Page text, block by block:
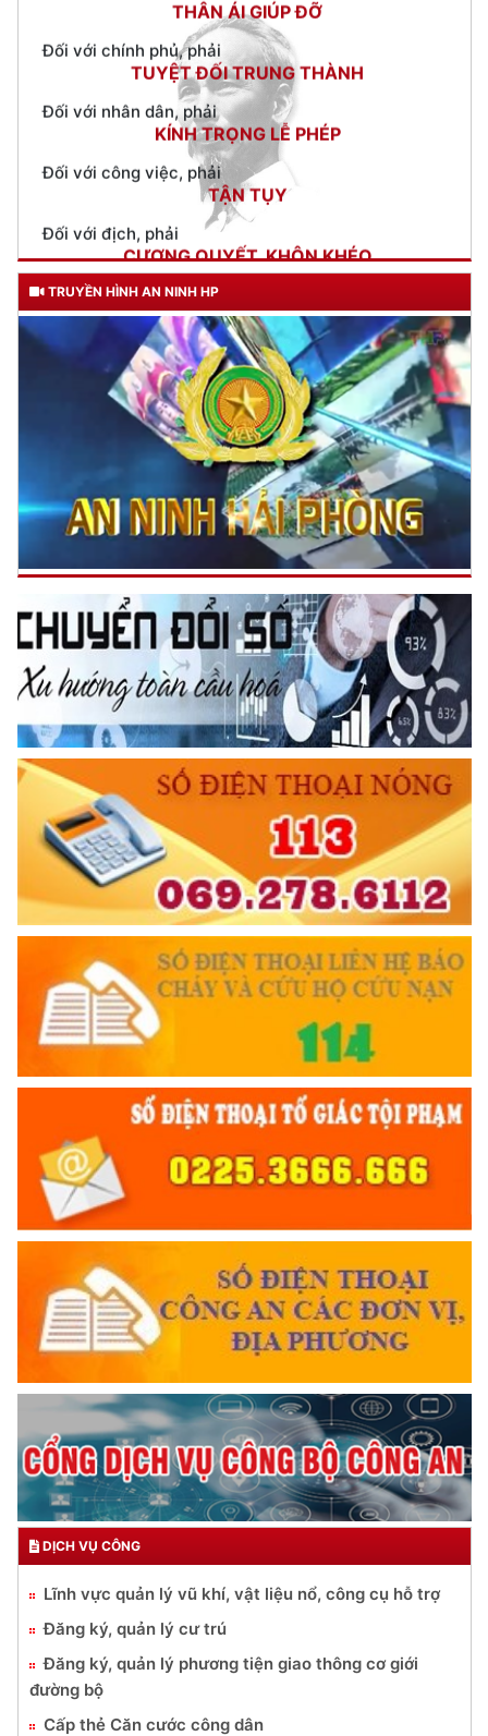
Đối với nhân dân, phải
KÍNH TRỌNG LỄ PHÉP
Đối với công việc, phải
TẬN TỤY
CƯƠNG QUYẾT, KHÔN KHÉO
Trích thư Chủ tịch Hồ Chí Minh
gửi Công an Khu XII,
ngày 11 tháng 3 năm 1948.
TRUYỀN HÌNH AN NINH HP
DỊCH VỤ CÔNG
Lĩnh vực quản lý vũ khí, vật liệu nổ, công cụ hỗ trợ
Đăng ký, quản lý cư trú
Đăng ký, quản lý phương tiện giao thông cơ giới
đường bộ
Cấp thẻ Căn cước công dân